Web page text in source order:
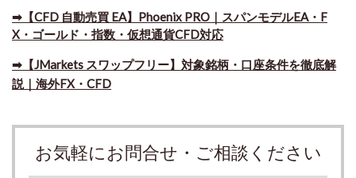
➡​【CFD 自動売買 EA】Phoenix PRO｜スパンモデルEA・F
X・ゴールド・指数・仮想通貨CFD対応
➡​【JMarkets スワップフリー】対象銘柄・口座条件を徹底解
説｜海外FX・CFD
お気軽にお問合せ・ご相談ください